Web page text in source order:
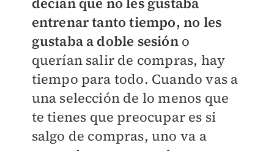
entrenar tanto tiempo, no les
gustaba a doble sesión o
querían salir de compras, hay
tiempo para todo. Cuando vas a
una selección de lo menos que
te tienes que preocupar es si
salgo de compras, uno va a